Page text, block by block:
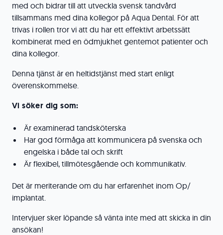
med och bidrar till att utveckla svensk tandvård
tillsammans med dina kollegor på Aqua Dental. För att
trivas i rollen tror vi att du har ett effektivt arbetssätt
kombinerat med en ödmjukhet gentemot patienter och
dina kollegor.
Denna tjänst är en heltidstjänst med start enligt
överenskommelse.
Vi söker dig som:
Är examinerad tandsköterska
Har god förmåga att kommunicera på svenska och
engelska i både tal och skrift
Är flexibel, tillmötesgående och kommunikativ.
Det är meriterande om du har erfarenhet inom Op/
implantat.
Intervjuer sker löpande så vänta inte med att skicka in din
ansökan!